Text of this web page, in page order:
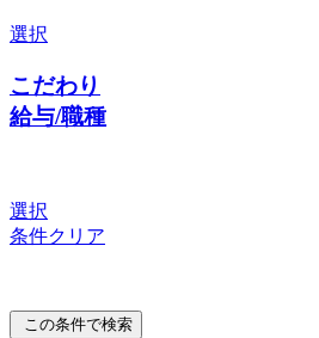
選択
こだわり
給与/職種
選択
条件クリア
この条件で検索